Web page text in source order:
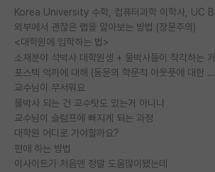
외부에서 괜찮은 랩을 알아보는 방법 (장문주의)
<대학원에 입학하는 법>
소재분야 석박사 대학원생 + 물박사들이 착각하는 거
포스텍 억까에 대해 (동문의 학문적 아웃풋에 대한 반박)
교수님이 무서워요
물박사 되는 건 교수탓도 있는거 아니냐
교수님이 슬럼프에 빠지게 되는 과정
대학원 어디로 가야할까요?
편애 하는 방법
이사이트가 처음엔 정말 도움많이됐는데